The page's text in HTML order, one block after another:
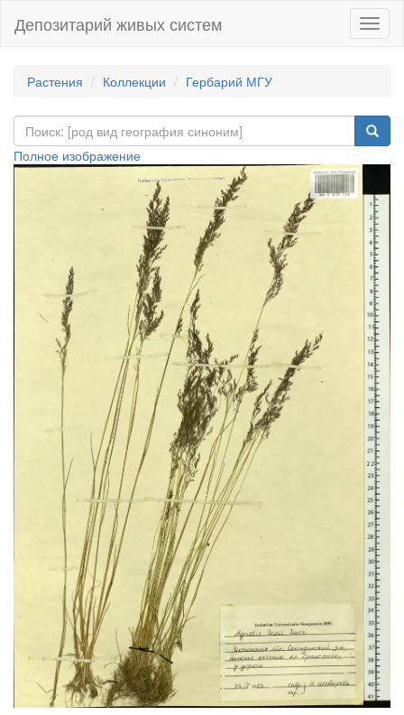
Депозитарий живых систем
Растения Коллекции Гербарий МГУ
Полное изображение